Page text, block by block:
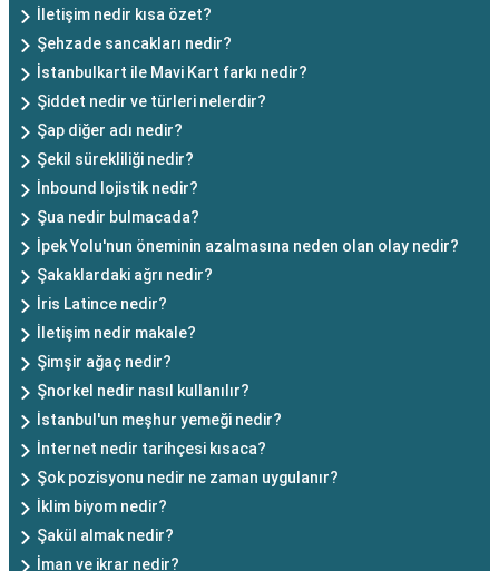
İletişim nedir kısa özet?
Şehzade sancakları nedir?
İstanbulkart ile Mavi Kart farkı nedir?
Şiddet nedir ve türleri nelerdir?
Şap diğer adı nedir?
Şekil sürekliliği nedir?
İnbound lojistik nedir?
Şua nedir bulmacada?
İpek Yolu'nun öneminin azalmasına neden olan olay nedir?
Şakaklardaki ağrı nedir?
İris Latince nedir?
İletişim nedir makale?
Şimşir ağaç nedir?
Şnorkel nedir nasıl kullanılır?
İstanbul'un meşhur yemeği nedir?
İnternet nedir tarihçesi kısaca?
Şok pozisyonu nedir ne zaman uygulanır?
İklim biyom nedir?
Şakül almak nedir?
İman ve ikrar nedir?